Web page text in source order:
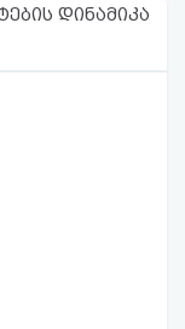
დინამიკა